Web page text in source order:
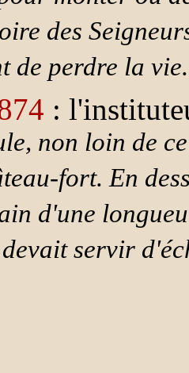
des
de perdre la
:
non loin de
fort. En
d'une
servir